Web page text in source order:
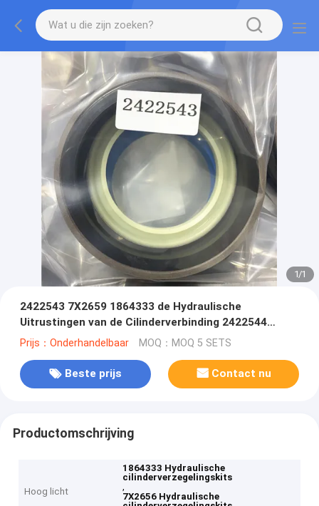
1/1
2422543 7X2659 1864333 de Hydraulische
Uitrustingen van de Cilinderverbinding 2422544
7X2656
Prijs：Onderhandelbaar MOQ：MOQ 5 SETS
Beste prijs Contact nu
Productomschrijving
Hoog licht
1864333 Hydraulische
cilinderverzegelingskits
,
7X2656 Hydraulische